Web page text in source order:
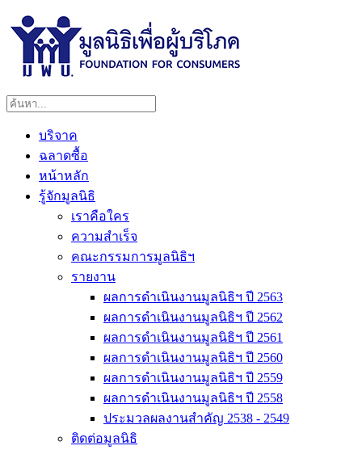
บริจาค
ฉลาดซื้อ
หน้าหลัก
รู้จักมูลนิธิ
เราคือใคร
ความสำเร็จ
คณะกรรมการมูลนิธิฯ
รายงาน
ผลการดำเนินงานมูลนิธิฯ ปี 2563
ผลการดำเนินงานมูลนิธิฯ ปี 2562
ผลการดำเนินงานมูลนิธิฯ ปี 2561
ผลการดำเนินงานมูลนิธิฯ ปี 2560
ผลการดำเนินงานมูลนิธิฯ ปี 2559
ผลการดำเนินงานมูลนิธิฯ ปี 2558
ประมวลผลงานสำคัญ 2538 - 2549
ติดต่อมูลนิธิ